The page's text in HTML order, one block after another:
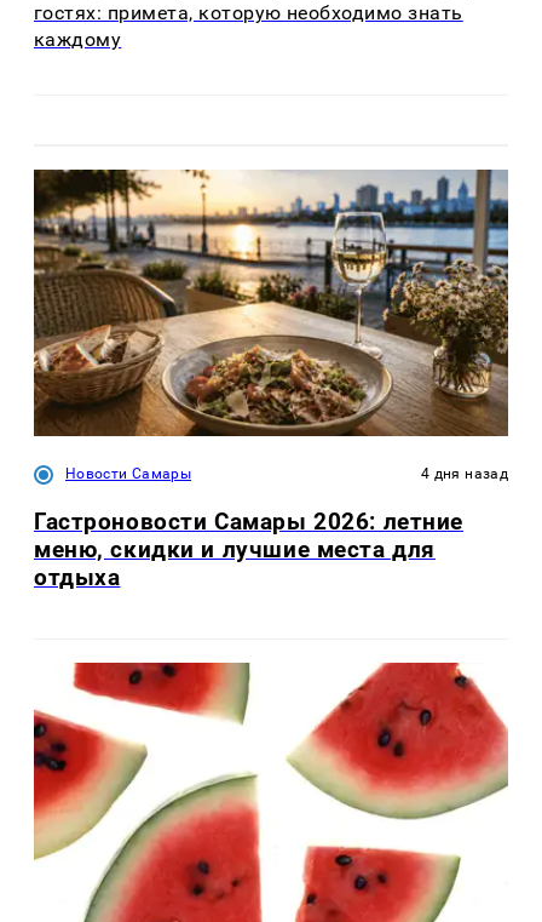
гостях: примета, которую необходимо знать
каждому
Новости Самары 4 дня назад
Гастроновости Самары 2026: летние
меню, скидки и лучшие места для
отдыха